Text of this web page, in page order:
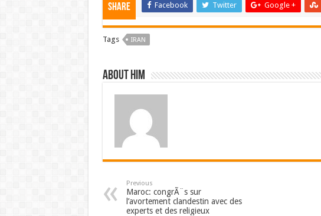
Share Facebook Twitter Google +
Tags IRAN
About him
Previous
Maroc: congrÃ¨s sur
l’avortement clandestin avec des
experts et des religieux